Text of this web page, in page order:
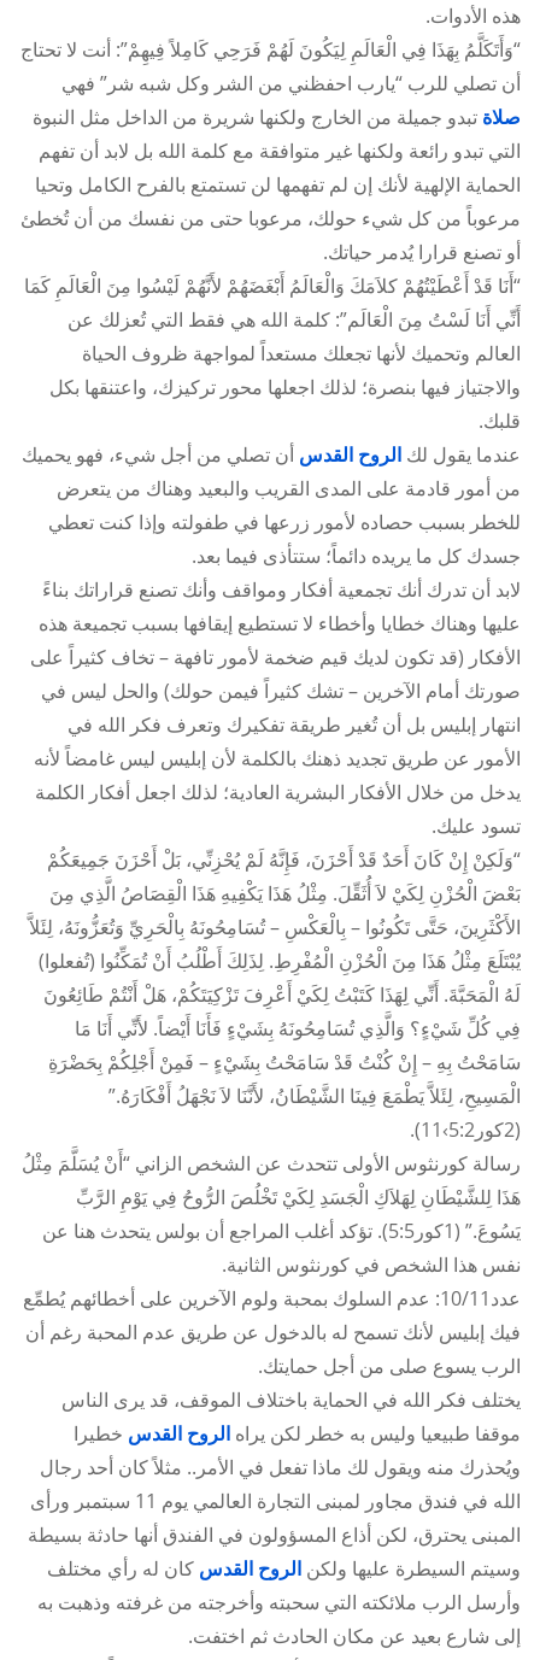
هذه الأدوات.
“وَأَتَكَلَّمُ بِهَذَا فِي الْعَالَمِ لِيَكُونَ لَهُمْ فَرَحِي كَامِلاً فِيهِمْ”: أنت لا تحتاج
أن تصلي للرب “يارب احفظني من الشر وكل شبه شر” فهي
صلاة تبدو جميلة من الخارج ولكنها شريرة من الداخل مثل النبوة
التي تبدو رائعة ولكنها غير متوافقة مع كلمة الله بل لابد أن تفهم
الحماية الإلهية لأنك إن لم تفهمها لن تستمتع بالفرح الكامل وتحيا
مرعوباً من كل شيء حولك، مرعوبا حتى من نفسك من أن تُخطئ
أو تصنع قرارا يُدمر حياتك.
“أَنَا قَدْ أَعْطَيْتُهُمْ كلاَمَكَ وَالْعَالَمُ أَبْغَضَهُمْ لأَنَّهُمْ لَيْسُوا مِنَ الْعَالَمِ كَمَا
أَنِّي أَنَا لَسْتُ مِنَ الْعَالَم”: كلمة الله هي فقط التي تُعزلك عن
العالم وتحميك لأنها تجعلك مستعداً لمواجهة ظروف الحياة
والاجتياز فيها بنصرة؛ لذلك اجعلها محور تركيزك، واعتنقها بكل
قلبك.
عندما يقول لك الروح القدس أن تصلي من أجل شيء، فهو يحميك
من أمور قادمة على المدى القريب والبعيد وهناك من يتعرض
للخطر بسبب حصاده لأمور زرعها في طفولته وإذا كنت تعطي
جسدك كل ما يريده دائماً؛ ستتأذى فيما بعد.
لابد أن تدرك أنك تجمعية أفكار ومواقف وأنك تصنع قراراتك بناءً
عليها وهناك خطايا وأخطاء لا تستطيع إيقافها بسبب تجميعة هذه
الأفكار (قد تكون لديك قيم ضخمة لأمور تافهة – تخاف كثيراً على
صورتك أمام الآخرين – تشك كثيراً فيمن حولك) والحل ليس في
انتهار إبليس بل أن تُغير طريقة تفكيرك وتعرف فكر الله في
الأمور عن طريق تجديد ذهنك بالكلمة لأن إبليس ليس غامضاً لأنه
يدخل من خلال الأفكار البشرية العادية؛ لذلك اجعل أفكار الكلمة
تسود عليك.
“وَلَكِنْ إِنْ كَانَ أَحَدٌ قَدْ أَحْزَنَ، فَإِنَّهُ لَمْ يُحْزِنِّي، بَلْ أَحْزَنَ جَمِيعَكُمْ
بَعْضَ الْحُزْنِ لِكَيْ لاَ أُثَقِّلَ. مِثْلُ هَذَا يَكْفِيهِ هَذَا الْقِصَاصُ الَّذِي مِنَ
الأَكْثَرِينَ، حَتَّى تَكُونُوا – بِالْعَكْسِ – تُسَامِحُونَهُ بِالْحَرِيِّ وَتُعَزُّونَهُ، لِئَلاَّ
يُبْتَلَعَ مِثْلُ هَذَا مِنَ الْحُزْنِ الْمُفْرِطِ. لِذَلِكَ أَطْلُبُ أَنْ تُمَكِّنُوا (تُفعلوا)
لَهُ الْمَحَبَّةَ. أَنِّي لِهَذَا كَتَبْتُ لِكَيْ أَعْرِفَ تَزْكِيَتَكُمْ، هَلْ أَنْتُمْ طَائِعُونَ
فِي كُلِّ شَيْءٍ؟ وَالَّذِي تُسَامِحُونَهُ بِشَيْءٍ فَأَنَا أَيْضاً. لأَنِّي أَنَا مَا
سَامَحْتُ بِهِ – إِنْ كُنْتُ قَدْ سَامَحْتُ بِشَيْءٍ – فَمِنْ أَجْلِكُمْ بِحَضْرَةِ
الْمَسِيحِ، لِئَلاَّ يَطْمَعَ فِينَا الشَّيْطَانُ، لأَنَّنَا لاَ نَجْهَلُ أَفْكَارَهُ.”
(2كور5:2›11).
رسالة كورنثوس الأولى تتحدث عن الشخص الزاني “أَنْ يُسَلَّمَ مِثْلُ
هَذَا لِلشَّيْطَانِ لِهَلاَكِ الْجَسَدِ لِكَيْ تَخْلُصَ الرُّوحُ فِي يَوْمِ الرَّبِّ
يَسُوعَ.” (1كور5:5). تؤكد أغلب المراجع أن بولس يتحدث هنا عن
نفس هذا الشخص في كورنثوس الثانية.
عدد10/11: عدم السلوك بمحبة ولوم الآخرين على أخطائهم يُطمِّع
فيك إبليس لأنك تسمح له بالدخول عن طريق عدم المحبة رغم أن
الرب يسوع صلى من أجل حمايتك.
يختلف فكر الله في الحماية باختلاف الموقف، قد يرى الناس
موقفا طبيعيا وليس به خطر لكن يراه الروح القدس خطيرا
ويُحذرك منه ويقول لك ماذا تفعل في الأمر.. مثلاً كان أحد رجال
الله في فندق مجاور لمبنى التجارة العالمي يوم 11 سبتمبر ورأى
المبنى يحترق، لكن أذاع المسؤولون في الفندق أنها حادثة بسيطة
وسيتم السيطرة عليها ولكن الروح القدس كان له رأي مختلف
وأرسل الرب ملائكته التي سحبته وأخرجته من غرفته وذهبت به
إلى شارع بعيد عن مكان الحادث ثم اختفت.